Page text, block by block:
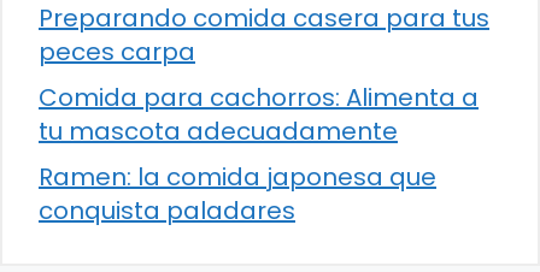
Preparando comida casera para tus
peces carpa
Comida para cachorros: Alimenta a
tu mascota adecuadamente
Ramen: la comida japonesa que
conquista paladares